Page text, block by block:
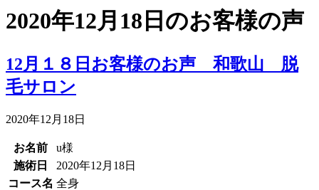
2020年12月18日のお客様の声
12月１８日お客様のお声 和歌山 脱
毛サロン
2020年12月18日
お名前
u様
施術日
2020年12月18日
コース名 全身